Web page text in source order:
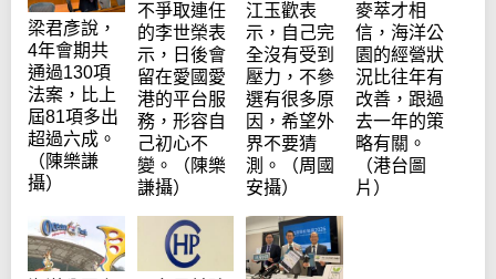
梁君彥說，
4年會期共
通過130項
法案，比上
屆81項多出
超過六成。
（陳樂謙
攝）
不爭取連任
的李世榮表
示，日後會
留在愛國愛
港的平台服
務，形容自
己初心不
變。（陳樂
謙攝）
江玉歡表
示，自己完
全沒有受到
壓力，不參
選有很多原
因，希望外
界不要猜
測。（周國
安攝）
麥萃才相
信，海洋公
園的經營狀
況比往年有
改善，跟過
去一年的策
略有關。
（港台圖
片）